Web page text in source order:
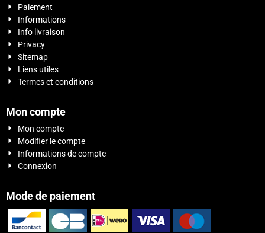
Paiement
Informations
Info livraison
Privacy
Sitemap
Liens utiles
Termes et conditions
Mon compte
Mon compte
Modifier le compte
Informations de compte
Connexion
Mode de paiement